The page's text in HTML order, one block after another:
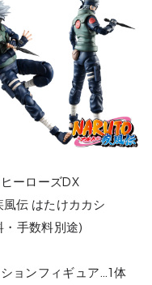
ーローズDX
たけカカシ
手数料別途)
ョンフィギュア…1体